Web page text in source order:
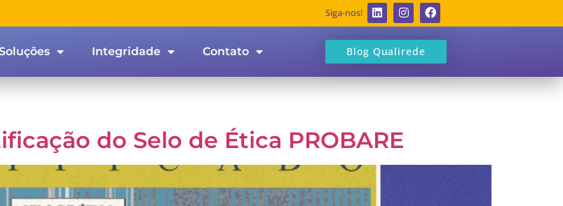
Siga-nos!
Integridade Contato Blog Qualirede
do Selo de Ética PROBARE